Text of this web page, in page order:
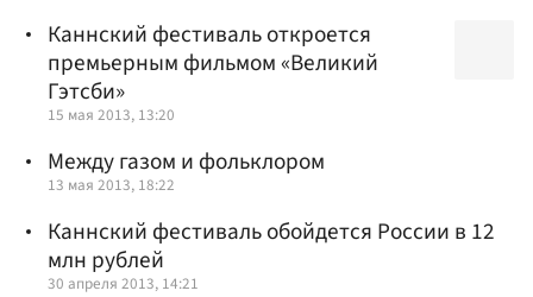
Каннский фестиваль откроется
премьерным фильмом «Великий
Гэтсби»
15 мая 2013, 13:20
Между газом и фольклором
13 мая 2013, 18:22
Каннский фестиваль обойдется России в 12
млн рублей
30 апреля 2013, 14:21